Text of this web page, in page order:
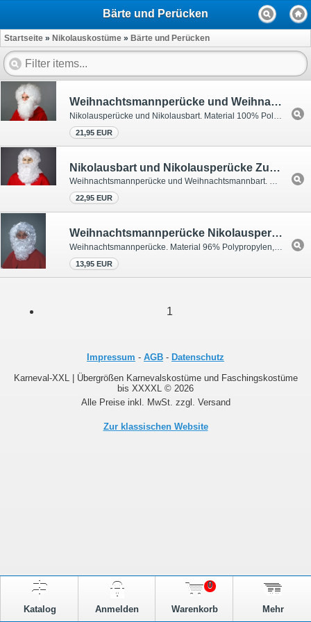
Bärte und Perücken
Startseite » Nikolauskostüme » Bärte und Perücken
Weihnachtsmannperücke und Weihnachtsmannbart Nikolauszubehör Weihnachten
21,95 EUR
Nikolausbart und Nikolausperücke Zubehör Weihnachtsmann
Weihnachtsmannperücke und Weihnachtsmannbart. Material 96% Modacryl, 4% Polyester.
22,95 EUR
Weihnachtsmannperücke Nikolausperücke Zubehör Weihnachten Nikolausabend
Weihnachtsmannperücke. Material 96% Polypropylen, 4% Polyamid.
13,95 EUR
1
Impressum - AGB - Datenschutz
Karneval-XXL | Übergrößen Karnevalskostüme und Faschingskostüme
bis XXXXL © 2026
Alle Preise inkl. MwSt. zzgl. Versand
Zur klassischen Website
Katalog Anmelden Warenkorb
0
Mehr